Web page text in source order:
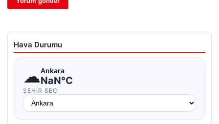
Hava Durumu
☁Ankara
NaN°C
ŞEHIR SEÇ